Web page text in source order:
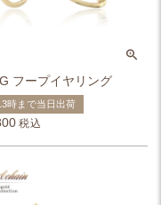
フープイヤリング
時まで当日出荷
税込